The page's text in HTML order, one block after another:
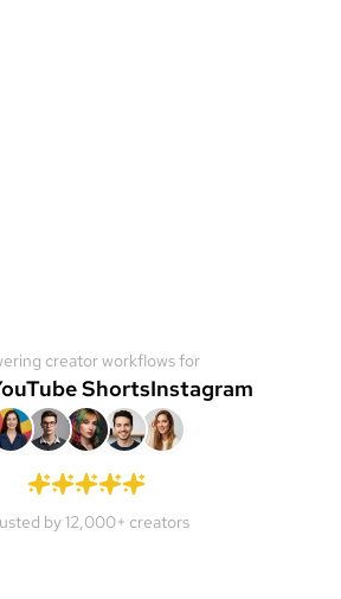
creator workflows for
ShortsInstagram
by 12,000+ creators